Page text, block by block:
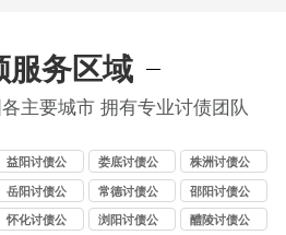
服务区域
主要城市 拥有专业讨债团队
益阳讨债公
司
娄底讨债公
司
株洲讨债公
司
岳阳讨债公
司
常德讨债公
司
邵阳讨债公
司
怀化讨债公
浏阳讨债公
醴陵讨债公